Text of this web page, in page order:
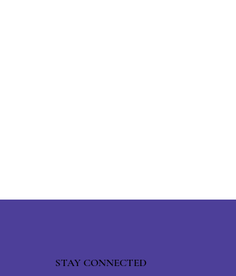
STAY CONNECTED